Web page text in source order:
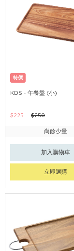
特價
KDS - 午餐盤 (小)
$225 $250
尚餘少量
加入購物車
立即選購